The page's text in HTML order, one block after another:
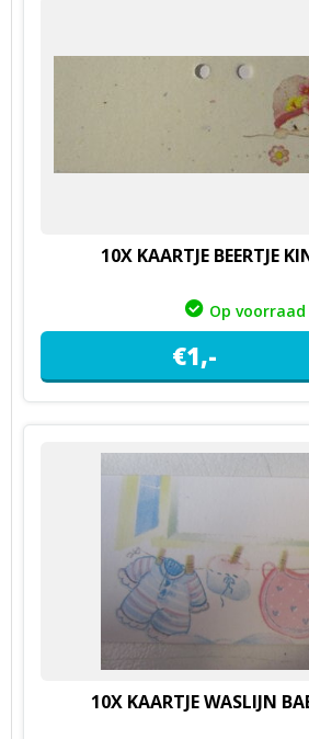
10X KAARTJE BEERTJE
Op voorraad
€1,-
10X KAARTJE WASLIJN